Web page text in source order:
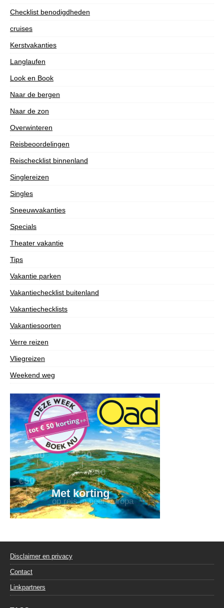
Checklist benodigdheden
cruises
Kerstvakanties
Langlaufen
Look en Book
Naar de bergen
Naar de zon
Overwinteren
Reisbeoordelingen
Reischecklist binnenland
Singlereizen
Singles
Sneeuwvakanties
Specials
Theater vakantie
Tips
Vakantie parken
Vakantiechecklist buitenland
Vakantiechecklists
Vakantiesoorten
Verre reizen
Vliegreizen
Weekend weg
Disclaimer en privacy
Contact
Linkpartners